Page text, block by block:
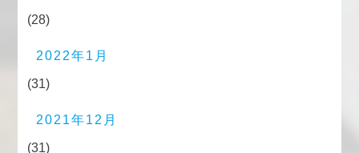
(28)
2022年1月
(31)
2021年12月
(31)